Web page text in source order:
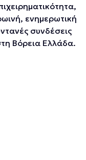
ενημερωτική
συνδέσεις
Βόρεια Ελλάδα.